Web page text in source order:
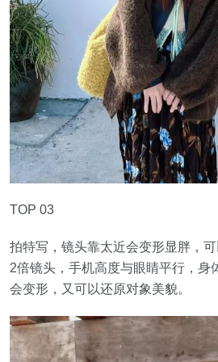
TOP 03
拍特写，镜头靠太近会变形显胖，
2倍镜头，手机高度与眼睛平行，身
会变形，又可以还原对象美貌。